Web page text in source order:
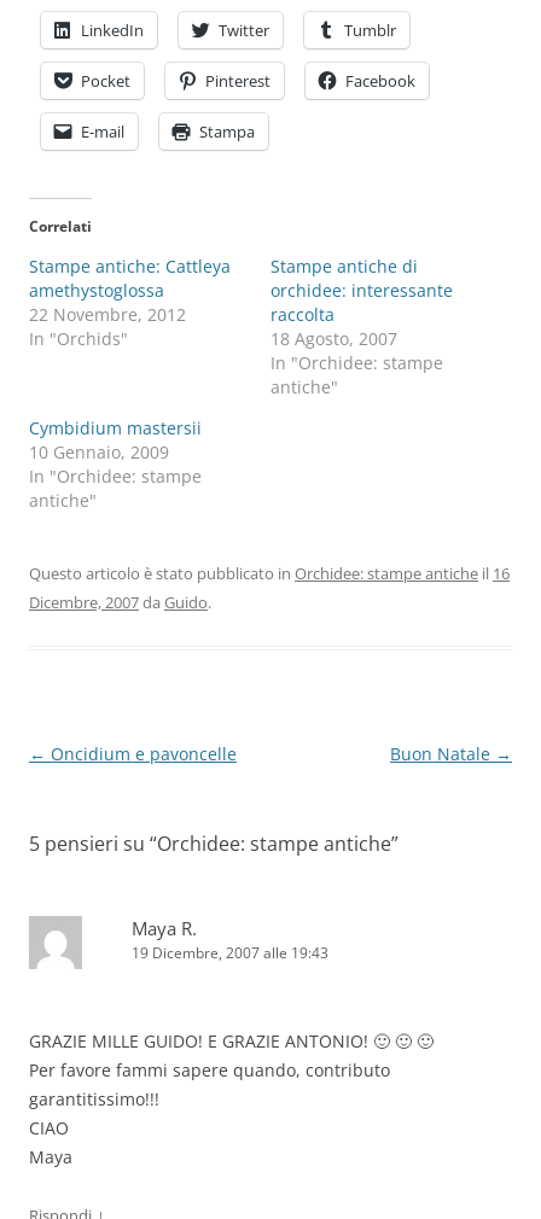
LinkedIn Twitter Tumblr
Pocket Pinterest Facebook
E-mail Stampa
Correlati
Stampe antiche: Cattleya
amethystoglossa
22 Novembre, 2012
In "Orchids"
Stampe antiche di
orchidee: interessante
raccolta
18 Agosto, 2007
In "Orchidee: stampe
antiche"
Cymbidium mastersii
10 Gennaio, 2009
In "Orchidee: stampe
antiche"
Questo articolo è stato pubblicato in Orchidee: stampe antiche il 16
Dicembre, 2007da Guido.
Navigazione
← Oncidium e pavoncelle Buon Natale →
5 pensieri su “Orchidee: stampe antiche”
Maya R.
19 Dicembre, 2007 alle 19:43
GRAZIE MILLE GUIDO! E GRAZIE ANTONIO! 🙂 🙂 🙂
Per favore fammi sapere quando, contributo
garantitissimo!!!
CIAO
Maya